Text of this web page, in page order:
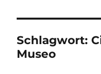
Schlagwort:
Museo